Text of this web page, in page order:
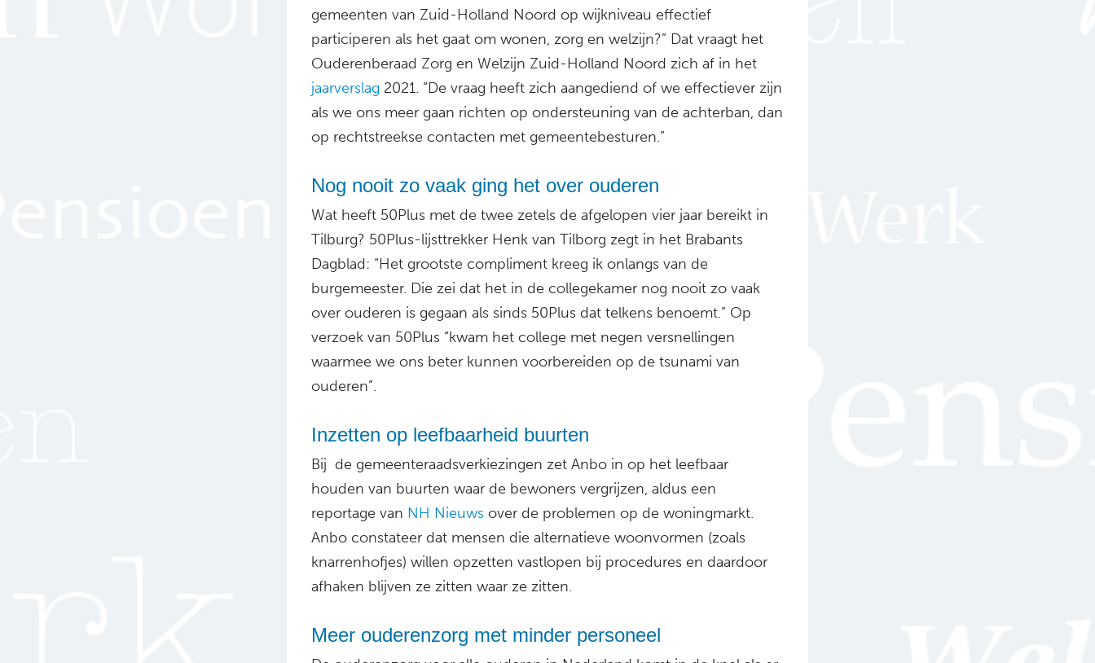
gemeenten van Zuid-Holland Noord op wijkniveau effectief
participeren als het gaat om wonen, zorg en welzijn?” Dat vraagt het
Ouderenberaad Zorg en Welzijn Zuid-Holland Noord zich af in het
jaarverslag 2021. “De vraag heeft zich aangediend of we effectiever zijn
als we ons meer gaan richten op ondersteuning van de achterban, dan
op rechtstreekse contacten met gemeentebesturen.”
Nog nooit zo vaak ging het over ouderen
Wat heeft 50Plus met de twee zetels de afgelopen vier jaar bereikt in
Tilburg? 50Plus-lijsttrekker Henk van Tilborg zegt in het Brabants
Dagblad: “Het grootste compliment kreeg ik onlangs van de
burgemeester. Die zei dat het in de collegekamer nog nooit zo vaak
over ouderen is gegaan als sinds 50Plus dat telkens benoemt.” Op
verzoek van 50Plus “kwam het college met negen versnellingen
waarmee we ons beter kunnen voorbereiden op de tsunami van
ouderen”.
Inzetten op leefbaarheid buurten
Bij de gemeenteraadsverkiezingen zet Anbo in op het leefbaar
houden van buurten waar de bewoners vergrijzen, aldus een
reportage van NH Nieuws over de problemen op de woningmarkt.
Anbo constateer dat mensen die alternatieve woonvormen (zoals
knarrenhofjes) willen opzetten vastlopen bij procedures en daardoor
afhaken blijven ze zitten waar ze zitten.
Meer ouderenzorg met minder personeel